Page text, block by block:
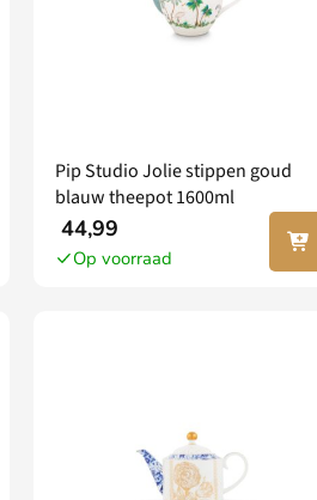
Pip Studio Jolie stippen goud
blauw theepot 1600ml
44,99
Op voorraad
In jouw
winkel